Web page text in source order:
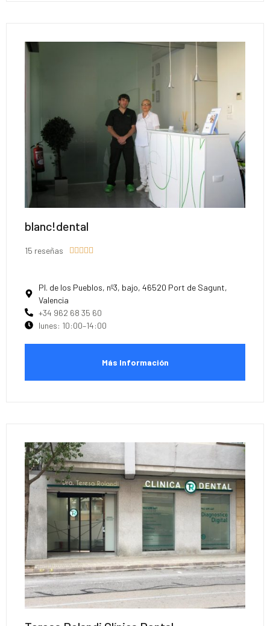
blanc!dental
15 reseñas     
Pl. de los Pueblos, nº3, bajo, 46520 Port de Sagunt,
Valencia
+34 962 68 35 60
lunes: 10:00–14:00
Más Información